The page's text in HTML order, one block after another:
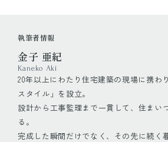
執筆者情報
金子 亜紀
Kaneko Aki
20年以上にわたり住宅建築の現場に携わ
スタイル」を設立。
設計から工事監理まで一貫して、住まい
る。
完成した瞬間だけでなく、その先に続く